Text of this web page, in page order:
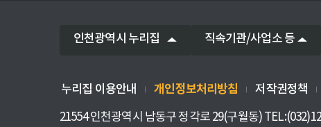
인천광역시 누리집 직속기관/사업소 등
누리집 이용안내 개인정보처리방침 저작권정책
21554 인천광역시 남동구 정각로 29(구월동)